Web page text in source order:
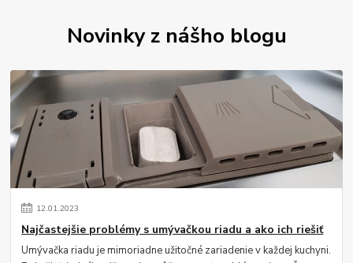
Novinky z nášho blogu
12.01.2023
Najčastejšie problémy s umývačkou riadu a ako ich riešiť
Umývačka riadu je mimoriadne užitočné zariadenie v každej kuchyni.